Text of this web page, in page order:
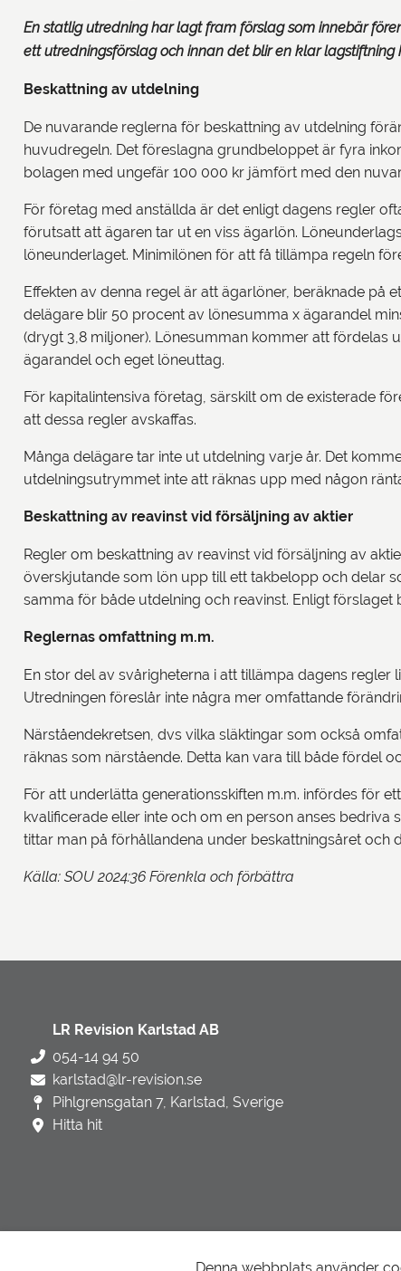
En statlig utredning har lagt fram förslag som innebär
ett utredningsförslag och innan det blir en klar
Beskattning av utdelning
De nuvarande reglerna för beskattning av utdelning
huvudregeln. Det föreslagna grundbeloppet är fyra
bolagen med ungefär 100 000 kr jämfört med den
För företag med anställda är det enligt dagens regler
förutsatt att ägaren tar ut en viss ägarlön.
löneunderlaget. Minimilönen för att få tillämpa regeln
Effekten av denna regel är att ägarlöner, beräknade
delägare blir 50 procent av lönesumma x ägarandel
(drygt 3,8 miljoner). Lönesumman kommer att fördelas
ägarandel och eget löneuttag.
För kapitalintensiva företag, särskilt om de existerade
att dessa regler avskaffas.
Många delägare tar inte ut utdelning varje år. Det
utdelningsutrymmet inte att räknas upp med någon
Beskattning av reavinst vid försäljning av aktier
Regler om beskattning av reavinst vid försäljning av
överskjutande som lön upp till ett takbelopp och delar
samma för både utdelning och reavinst. Enligt
Reglernas omfattning m.m.
En stor del av svårigheterna i att tillämpa dagens
Utredningen föreslår inte några mer omfattande
Närståendekretsen, dvs vilka släktingar som också
räknas som närstående. Detta kan vara till både fördel
För att underlätta generationsskiften m.m. infördes för
kvalificerade eller inte och om en person anses
tittar man på förhållandena under beskattningsåret och
Källa: SOU 2024:36 Förenkla och förbättra
LR Revision Karlstad AB
054-14 94 50
karlstad@lr-revision.se
Pihlgrensgatan 7, Karlstad, Sverige
Hitta hit
Denna webbplats använder